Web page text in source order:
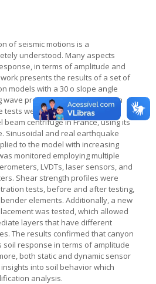
of seismic motions is a
understood. Many aspects
in terms of amplitude and
presents the results of a set of
models with a 30 o slope angle
wave propagation phenomena in
tests were performed in the
beam centrifuge in France, using its
Sinusoidal and real earthquake
to the model with increasing
monitored employing multiple
LVDTs, laser sensors, and
Shear strength profiles were
tests, before and after testing,
elements. Additionally, a new
was tested, which allowed
layers that have different
The results confirmed that canyon
soil response in terms of amplitude
both static and dynamic sensor
into soil behavior which
analysis.